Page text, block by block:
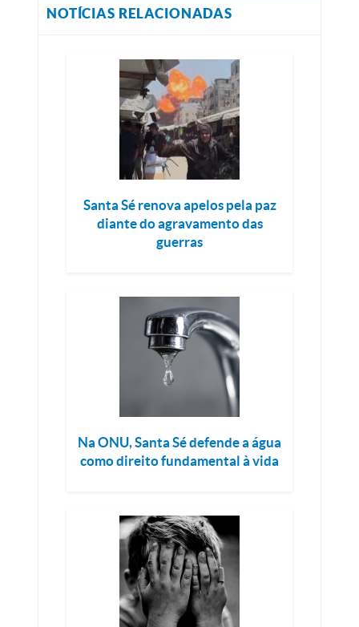
NOTÍCIAS RELACIONADAS
Santa Sé renova apelos pela paz
diante do agravamento das
guerras
Na ONU, Santa Sé defende a água
como direito fundamental à vida